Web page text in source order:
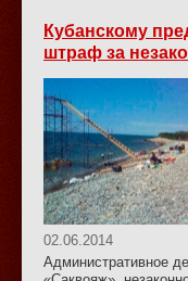
Кубанскому
штраф за
02.06.2014
Административное